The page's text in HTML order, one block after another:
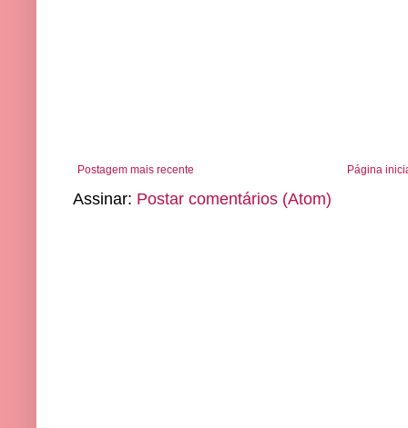
Postagem mais recente Página
Assinar: Postar comentários (Atom)